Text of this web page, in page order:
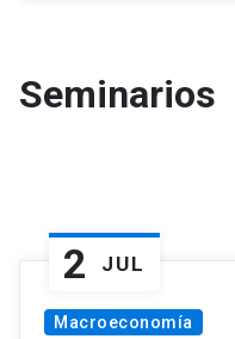
Seminarios
2 JUL
Macroeconomía